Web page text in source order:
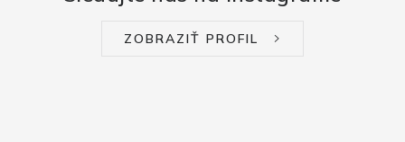
ZOBRAZIŤ PROFIL